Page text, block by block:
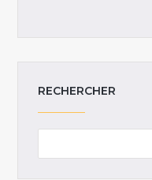
RECHERCHER